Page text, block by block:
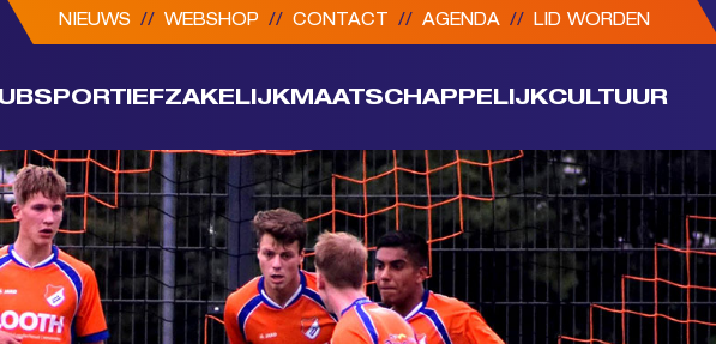
NIEUWS // WEBSHOP // CONTACT // AGENDA // LID WORDEN
SPORTIEFZAKELIJK MAATSCHAPPELIJKCULTUUR